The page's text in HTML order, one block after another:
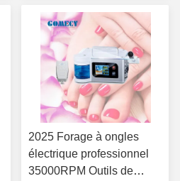
2025 Forage à ongles
électrique professionnel
35000RPM Outils de